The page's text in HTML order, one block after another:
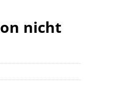
nicht